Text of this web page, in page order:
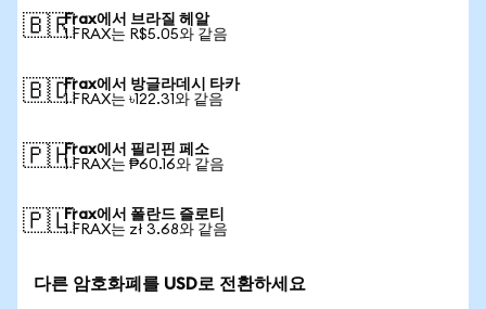
🇧🇷Frax에서 브라질 헤알
1 FRAX는 R$5.05와 같음
🇧🇩Frax에서 방글라데시 타카
1 FRAX는 ৳122.31와 같음
🇵🇭Frax에서 필리핀 페소
1 FRAX는 ₱60.16와 같음
🇵🇱Frax에서 폴란드 즐로티
1 FRAX는 zł 3.68와 같음
다른 암호화폐를 USD로 전환하세요